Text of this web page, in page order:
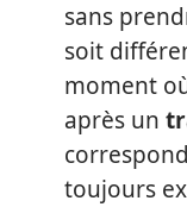
sans
soit
moment
après un
toujours